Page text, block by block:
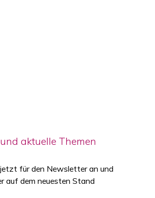
aktuelle Themen
jetzt für den Newsletter an und
auf dem neuesten Stand